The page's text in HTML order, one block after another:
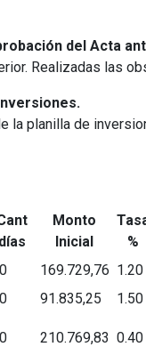
del Acta
Realizadas las
la planilla de
días
Monto
Inicial
%
169.729,76 1.20
91.835,25 1.50
210.769,83 0.40